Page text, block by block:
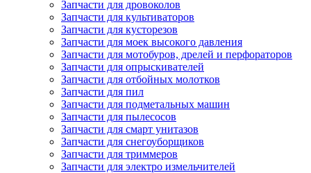
Запчасти для дровоколов
Запчасти для культиваторов
Запчасти для кусторезов
Запчасти для моек высокого давления
Запчасти для мотобуров, дрелей и перфораторов
Запчасти для опрыскивателей
Запчасти для отбойных молотков
Запчасти для пил
Запчасти для подметальных машин
Запчасти для пылесосов
Запчасти для смарт унитазов
Запчасти для снегоуборщиков
Запчасти для триммеров
Запчасти для электро измельчителей